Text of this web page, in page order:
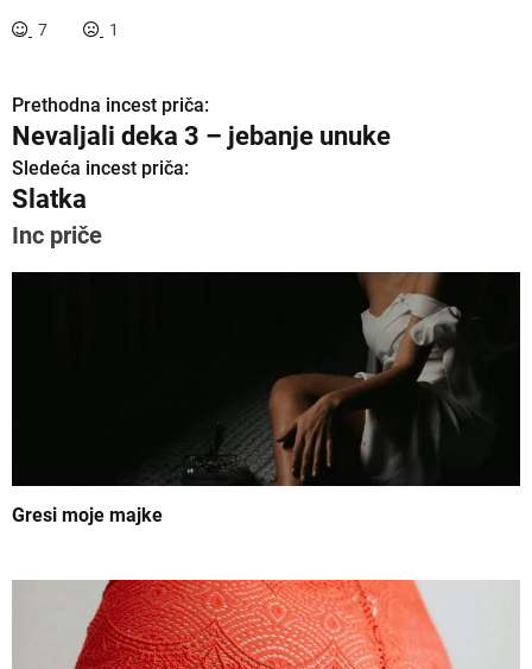
7 1
K
r
e
t
l
Prethodna incest priča:
Nevaljali deka 3 – jebanje unuke
Sledeća incest priča:
Slatka
Inc priče
Gresi moje majke